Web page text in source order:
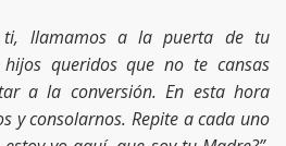
ti, llamamos a la puerta de tu
queridos que no te cansas
a la conversión. En esta hora
y consolarnos. Repite a cada uno